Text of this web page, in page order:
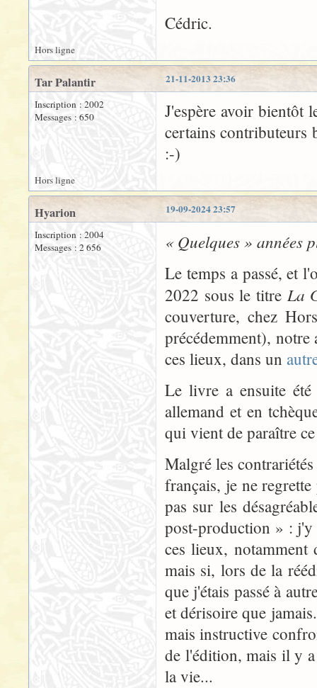
Cédric.
Hors ligne
21-11-2013 23:36
Tar Palantir
Inscription : 2002
Messages : 650
J'espère avoir bientôt
certains contributeurs
:-)
Hors ligne
19-09-2024 23:57
Hyarion
Inscription : 2004
Messages : 2 656
« Quelques » années
Le temps a passé, et
2022 sous le titre La
couverture, chez
précédemment), notre
ces lieux, dans un
Le livre a ensuite été
allemand et en
qui vient de paraître
Malgré les
français, je ne
pas sur les
post-production » : j'y
ces lieux,
mais si, lors de la
que j'étais passé à
et dérisoire que
mais instructive
de l'édition, mais il y
la vie...